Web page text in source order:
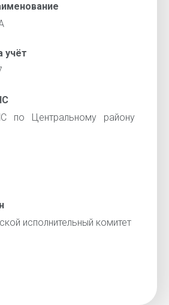
учёт
по Центральному району
исполнительный комитет